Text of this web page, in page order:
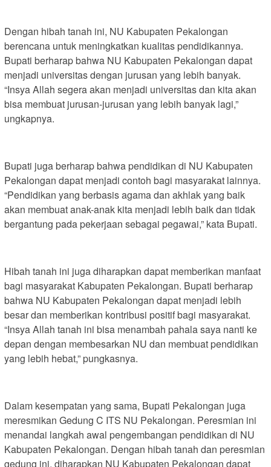
Dengan hibah tanah ini, NU Kabupaten Pekalongan
berencana untuk meningkatkan kualitas pendidikannya.
Bupati berharap bahwa NU Kabupaten Pekalongan dapat
menjadi universitas dengan jurusan yang lebih banyak.
“Insya Allah segera akan menjadi universitas dan kita akan
bisa membuat jurusan-jurusan yang lebih banyak lagi,”
ungkapnya.
Bupati juga berharap bahwa pendidikan di NU Kabupaten
Pekalongan dapat menjadi contoh bagi masyarakat lainnya.
“Pendidikan yang berbasis agama dan akhlak yang baik
akan membuat anak-anak kita menjadi lebih baik dan tidak
bergantung pada pekerjaan sebagai pegawai,” kata Bupati.
Hibah tanah ini juga diharapkan dapat memberikan manfaat
bagi masyarakat Kabupaten Pekalongan. Bupati berharap
bahwa NU Kabupaten Pekalongan dapat menjadi lebih
besar dan memberikan kontribusi positif bagi masyarakat.
“Insya Allah tanah ini bisa menambah pahala saya nanti ke
depan dengan membesarkan NU dan membuat pendidikan
yang lebih hebat,” pungkasnya.
Dalam kesempatan yang sama, Bupati Pekalongan juga
meresmikan Gedung C ITS NU Pekalongan. Peresmian ini
menandai langkah awal pengembangan pendidikan di NU
Kabupaten Pekalongan. Dengan hibah tanah dan peresmian
gedung ini, diharapkan NU Kabupaten Pekalongan dapat